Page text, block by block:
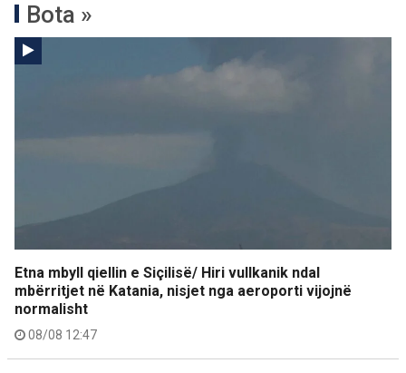
Bota »
Etna mbyll qiellin e Siçilisë/ Hiri vullkanik ndal
mbërritjet në Katania, nisjet nga aeroporti vijojnë
normalisht
08/08 12:47